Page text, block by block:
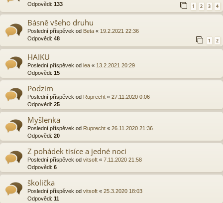
Odpovědi: 133 1 2 3 4
Básně všeho druhu
Poslední příspěvek od Beta « 19.2.2021 22:36
Odpovědi: 48 1 2
HAIKU
Poslední příspěvek od lea « 13.2.2021 20:29
Odpovědi: 15
Podzim
Poslední příspěvek od Ruprecht « 27.11.2020 0:06
Odpovědi: 25
Myšlenka
Poslední příspěvek od Ruprecht « 26.11.2020 21:36
Odpovědi: 20
Z pohádek tisíce a jedné noci
Poslední příspěvek od vitsoft « 7.11.2020 21:58
Odpovědi: 6
školička
Poslední příspěvek od vitsoft « 25.3.2020 18:03
Odpovědi: 11